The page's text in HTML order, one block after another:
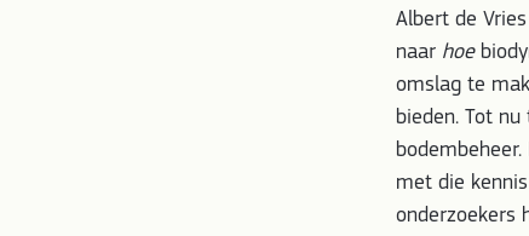
Albert de
naar hoe
omslag te
bieden. Tot
met die
onderzoekers